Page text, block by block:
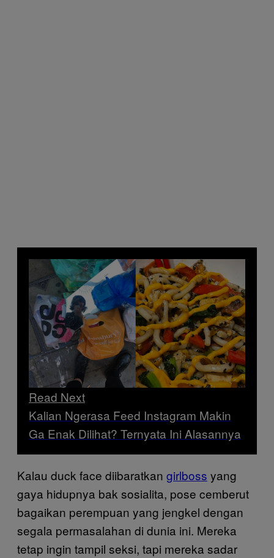
Read Next
Kalian Ngerasa Feed Instagram Makin
Ga Enak Dilihat? Ternyata Ini Alasannya
Kalau duck face diibaratkan girlboss yang
gaya hidupnya bak sosialita, pose cemberut
bagaikan perempuan yang jengkel dengan
segala permasalahan di dunia ini. Mereka
tetap ingin tampil seksi, tapi mereka sadar